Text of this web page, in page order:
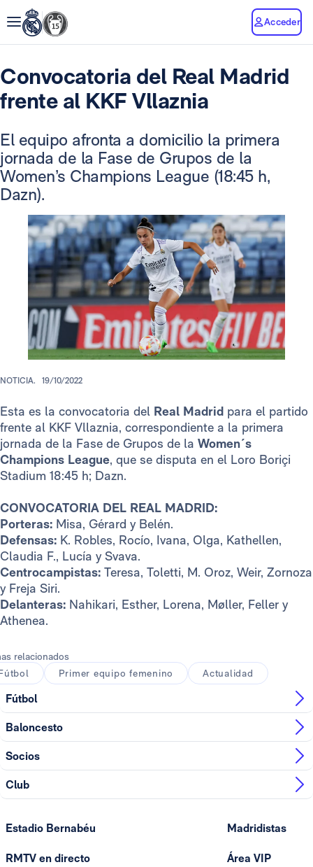
Acceder
Convocatoria del Real Madrid
frente al KKF Vllaznia
El equipo afronta a domicilio la primera
jornada de la Fase de Grupos de la
Women’s Champions League (18:45 h,
Dazn).
NOTICIA. 19/10/2022
Esta es la convocatoria del Real Madrid para el partido
frente al KKF Vllaznia, correspondiente a la primera
jornada de la Fase de Grupos de la Women´s
Champions League, que se disputa en el Loro Boriçi
Stadium 18:45 h; Dazn.
CONVOCATORIA DEL REAL MADRID:
Porteras: Misa, Gérard y Belén.
Defensas: K. Robles, Rocío, Ivana, Olga, Kathellen,
Claudia F., Lucía y Svava.
Centrocampistas: Teresa, Toletti, M. Oroz, Weir, Zornoza
y Freja Siri.
Delanteras: Nahikari, Esther, Lorena, Møller, Feller y
Athenea.
relacionados
Primer equipo femenino Actualidad
Fútbol
Baloncesto
Socios
Club
Estadio Bernabéu
RMTV en directo
Madridistas
Área VIP